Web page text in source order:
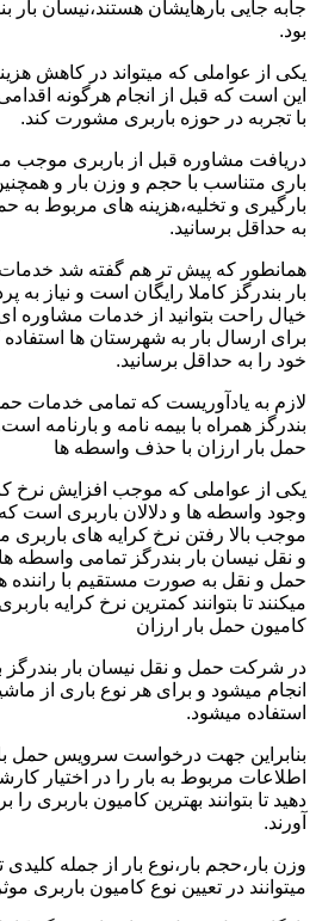
جابه جایی بارهایشان هستند،نیسان بار
بود.
یکی از عواملی که میتواند در کاهش
این است که قبل از انجام هرگونه
با تجربه در حوزه باربری مشورت کند.
دریافت مشاوره قبل از باربری موجب
باری متناسب با حجم و وزن بار و
بارگیری و تخلیه،هزینه های مربوط به
به حداقل برسانید.
همانطور که پیش تر هم گفته شد
بار بندرگز کاملا رایگان است و نیاز به
خیال راحت بتوانید از خدمات مشاوره ای
برای ارسال بار به شهرستان ها استفاده
خود را به حداقل برسانید.
لازم به یادآوریست که تمامی خدمات
بندرگز همراه با بیمه نامه و بارنامه
حمل بار ارزان با حذف واسطه ها
یکی از عواملی که موجب افزایش نرخ
وجود واسطه ها و دلالان باربری است
موجب بالا رفتن نرخ کرایه های
و نقل نیسان بار بندرگز تمامی
حمل و نقل به صورت مستقیم با راننده
میکنند تا بتوانند کمترین نرخ کرایه
کامیون حمل بار ارزان
در شرکت حمل و نقل نیسان بار
انجام میشود و برای هر نوع باری از
استفاده میشود.
بنابراین جهت درخواست سرویس حمل
اطلاعات مربوط به بار را در اختیار
دهید تا بتوانند بهترین کامیون باربری
آورند.
وزن بار،حجم بار،نوع بار از جمله
میتوانند در تعیین نوع کامیون باربری